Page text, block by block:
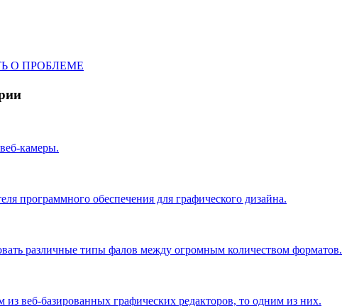
О ПРОБЛЕМЕ
камеры.
программного обеспечения для графического дизайна.
различные типы фалов между огромным количеством форматов.
веб-базированных графических редакторов, то одним из них.